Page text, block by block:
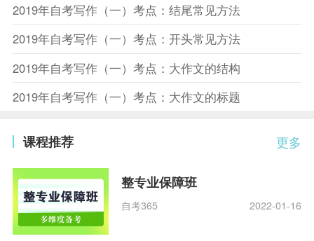
2019年自考写作（一）考点：结尾常见方法
2019年自考写作（一）考点：开头常见方法
2019年自考写作（一）考点：大作文的结构
2019年自考写作（一）考点：大作文的标题
更多
课程推荐
整专业保障班
自考365 2022-01-16